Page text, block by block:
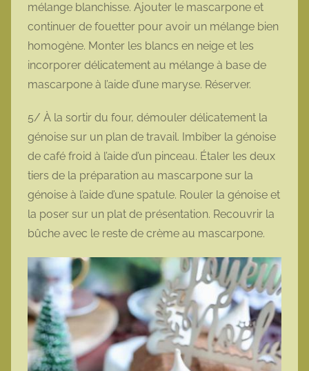
mélange blanchisse. Ajouter le mascarpone et
continuer de fouetter pour avoir un mélange bien
homogène. Monter les blancs en neige et les
incorporer délicatement au mélange à base de
mascarpone à l’aide d’une maryse. Réserver.
5/ À la sortir du four, démouler délicatement la
génoise sur un plan de travail. Imbiber la génoise
de café froid à l’aide d’un pinceau. Étaler les deux
tiers de la préparation au mascarpone sur la
génoise à l’aide d’une spatule. Rouler la génoise et
la poser sur un plat de présentation. Recouvrir la
bûche avec le reste de crème au mascarpone.